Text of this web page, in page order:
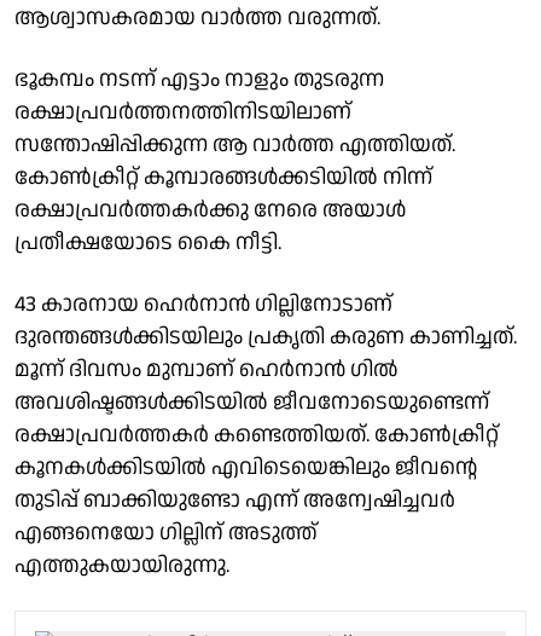
ആശ്വാസകരമായ വാര്‍ത്ത വരുന്നത്.
ഭൂകമ്പം നടന്ന് എട്ടാം നാളും തുടരുന്ന
രക്ഷാപ്രവര്‍ത്തനത്തിനിടയിലാണ്
സന്തോഷിപ്പിക്കുന്ന ആ വാര്‍ത്ത എത്തിയത്.
കോണ്‍ക്രീറ്റ് കൂമ്പാരങ്ങള്‍ക്കടിയില്‍ നിന്ന്
രക്ഷാപ്രവര്‍ത്തകര്‍ക്കു നേരെ അയാള്‍
പ്രതീക്ഷയോടെ കൈ നീട്ടി.
43 കാരനായ ഹെര്‍നാന്‍ ഗില്ലിനോടാണ്
ദുരന്തങ്ങള്‍ക്കിടയിലും പ്രകൃതി കരുണ കാണിച്ചത്.
മൂന്ന് ദിവസം മുമ്പാണ് ഹെര്‍നാന്‍ ഗില്‍
അവശിഷ്ടങ്ങള്‍ക്കിടയില്‍ ജീവനോടെയുണ്ടെന്ന്
രക്ഷാപ്രവര്‍ത്തകര്‍ കണ്ടെത്തിയത്. കോണ്‍ക്രീറ്റ്
കൂനകള്‍ക്കിടയില്‍ എവിടെയെങ്കിലും ജീവന്റെ
തുടിപ്പ് ബാക്കിയുണ്ടോ എന്ന് അന്വേഷിച്ചവര്‍
എങ്ങനെയോ ഗില്ലിന് അടുത്ത്
എത്തുകയായിരുന്നു.